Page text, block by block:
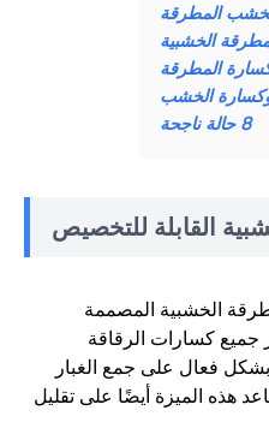
المطرقة
الخشبية
المطرقة
الخشب
8 حالة ناجحة
القابلة للتخصيص
الخشبية المصممة
جميع كسارات الرقاقة
فعال على جمع الغبار
هذه الميزة أيضًا على تقليل